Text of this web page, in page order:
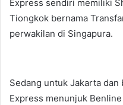
Express sendiri memiliki
Tiongkok bernama
perwakilan di Singapura.
Sedang untuk Jakarta dan
Express menunjuk